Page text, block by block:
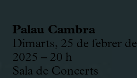
Palau Cambra
Dimarts, 25 de febrer de
2025 – 20 h
Sala de Concerts